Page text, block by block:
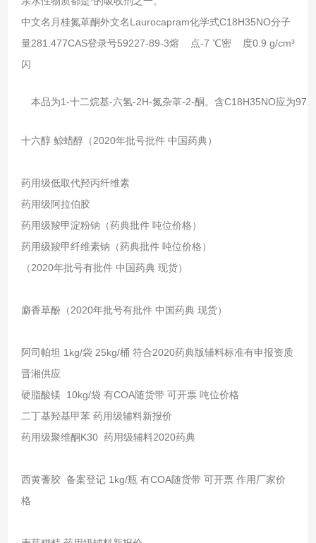
中文名月桂氮䓬酮外文名Laurocapram化学式C18H35NO分子
量281.477CAS登录号59227-89-3熔 点-7 ℃密 度0.9 g/cm³
闪
本品为1-十二烷基-六氢-2H-氮杂䓬-2-酮。含C18H35NO应为
十六醇 鲸蜡醇（2020年批号批件 中国药典）
药用级低取代羟丙纤维素
药用级阿拉伯胶
药用级羧甲淀粉钠（药典批件 吨位价格）
药用级羧甲纤维素钠（药典批件 吨位价格）
（2020年批号有批件 中国药典 现货）
麝香草酚（2020年批号有批件 中国药典 现货）
阿司帕坦 1kg/袋 25kg/桶 符合2020药典版辅料标准有申报资质
晋湘供应
硬脂酸镁 10kg/袋 有COA随货带 可开票 吨位价格
二丁基羟基甲苯 药用级辅料新报价
药用级聚维酮K30 药用级辅料2020药典
西黄蓍胶 备案登记 1kg/瓶 有COA随货带 可开票 作用厂家价
格